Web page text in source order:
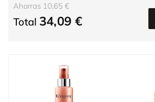
Ahorras 10,65 €
Total 34,09 €